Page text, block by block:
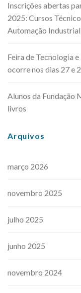
Inscrições abertas
2025: Cursos
Automação Industrial
Feira de Tecnologia
ocorre nos dias 27 e
Alunos da Fundação
livros
Arquivos
março 2026
novembro 2025
julho 2025
junho 2025
novembro 2024